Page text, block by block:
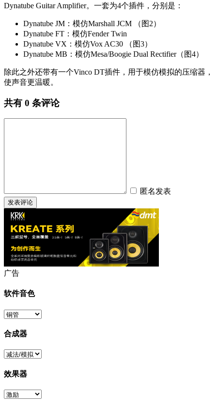
Dynatube Guitar Amplifier。一套为4个插件，分别是：
Dynatube JM：模仿Marshall JCM （图2）
Dynatube FT：模仿Fender Twin
Dynatube VX：模仿Vox AC30 （图3）
Dynatube MB：模仿Mesa/Boogie Dual Rectifier（图4）
除此之外还带有一个Vinco DT插件，用于模仿模拟的压缩器，
使声音更温暖。
共有 0 条评论
匿名发表
广告
软件音色
合成器
效果器